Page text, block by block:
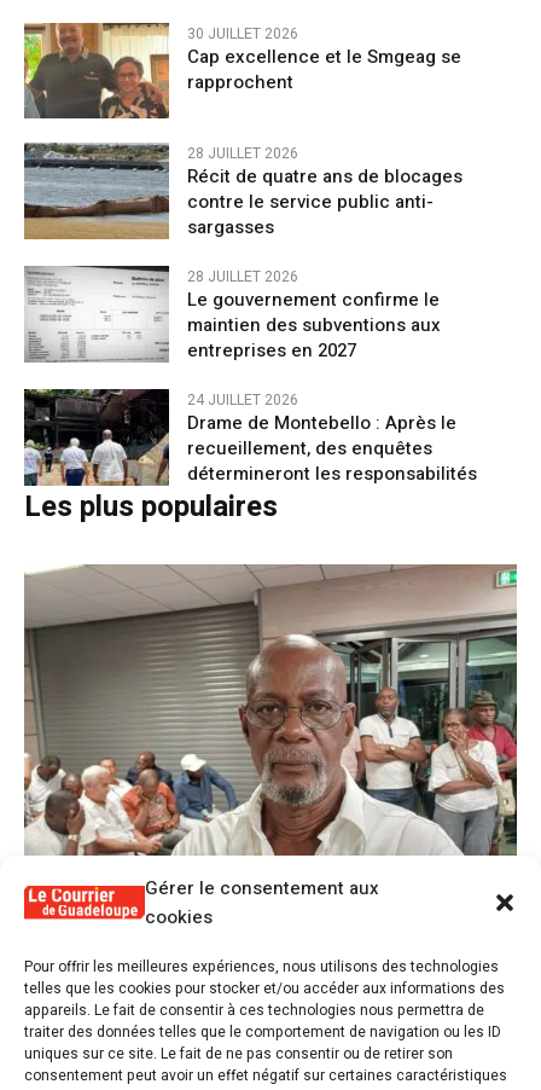
Gérer le consentement aux
cookies
Pour offrir les meilleures expériences, nous utilisons des technologies
telles que les cookies pour stocker et/ou accéder aux informations des
appareils. Le fait de consentir à ces technologies nous permettra de
traiter des données telles que le comportement de navigation ou les ID
uniques sur ce site. Le fait de ne pas consentir ou de retirer son
consentement peut avoir un effet négatif sur certaines caractéristiques
30 JUILLET 2026
Cap excellence et le Smgeag se
rapprochent
28 JUILLET 2026
Récit de quatre ans de blocages
contre le service public anti-
sargasses
28 JUILLET 2026
Le gouvernement confirme le
maintien des subventions aux
entreprises en 2027
24 JUILLET 2026
Drame de Montebello : Après le
recueillement, des enquêtes
détermineront les responsabilités
Les plus populaires
1 Alex Lollia : « Cédric Cornet développait
une forme de populisme qui aurait pu se
transformer en macoutisme »